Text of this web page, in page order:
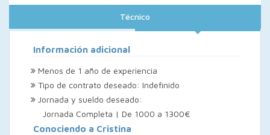
Técnico
Información adicional
Menos de 1 año de experiencia
Tipo de contrato deseado: Indefinido
Jornada y sueldo deseado:
Jornada Completa | De 1000 a 1300€
Conociendo a Cristina